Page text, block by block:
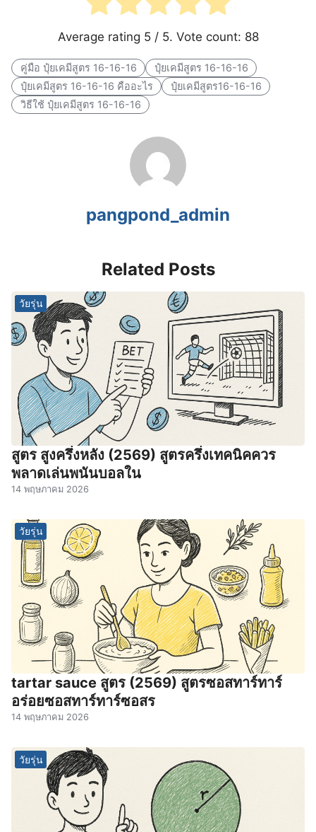
Average rating 5/ 5. Vote count: 88
คู่มือ ปุ๋ยเคมีสูตร 16-16-16
ปุ๋ยเคมีสูตร 16-16-16
ปุ๋ยเคมีสูตร 16-16-16 คืออะไร
ปุ๋ยเคมีสูตร16-16-16
วิธีใช้ ปุ๋ยเคมีสูตร 16-16-16
pangpond_admin
Related Posts
วัยรุ่น
สูตร สูงครึ่งหลัง (2569) สูตรครึ่งเทคนิคควร
พลาดเล่นพนันบอลใน
14 พฤษภาคม 2026
วัยรุ่น
tartar sauce สูตร (2569) สูตรซอสทาร์ทาร์
อร่อยซอสทาร์ทาร์ซอสร
14 พฤษภาคม 2026
วัยรุ่น